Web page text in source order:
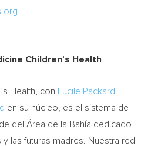
Children’s Health
Health, con
Lucile Packard
en su núcleo, es el sistema de
del Área de la Bahía dedicado
las futuras madres. Nuestra red